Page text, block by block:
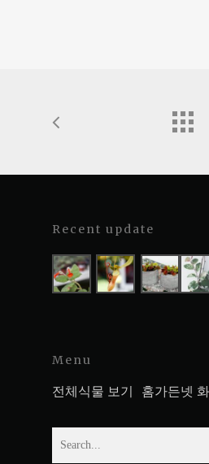
Recent update
Menu
전체식물 보기 홈가든넷